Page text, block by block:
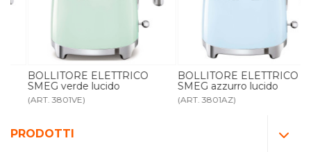
PRODOTTI
BOLLITORE ELETTRICO
SMEG verde lucido
(ART. 3801VE)
BOLLITORE ELETTRICO
SMEG azzurro lucido
(ART. 3801AZ)